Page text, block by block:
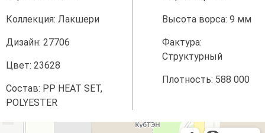
Коллекция: Лакшери
Дизайн: 27706
Цвет: 23628
Состав: PP HEAT SET,
POLYESTER
Высота ворса: 9 мм
Фактура:
Структурный
Плотность: 588 000